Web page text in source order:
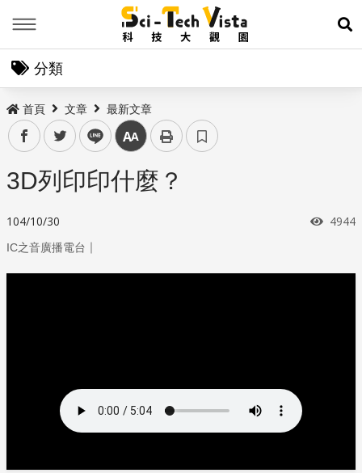
展
分類
首頁 文章 最新文章
facebooktwitter line 中
3D列印印什麼？
104/10/30 瀏覽
4944
IC之音廣播電台 ｜